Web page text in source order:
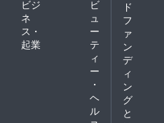
ビジ
ネ
ス・
起業
ビ
ュ
ー
テ
ィ
ー
・
ヘ
ル
ド
フ
ァ
ン
デ
ィ
ン
グ
と